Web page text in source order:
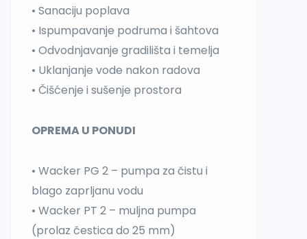
• Sanaciju poplava
• Ispumpavanje podruma i šahtova
• Odvodnjavanje gradilišta i temelja
• Uklanjanje vode nakon radova
• Čišćenje i sušenje prostora
OPREMA U PONUDI
• Wacker PG 2 – pumpa za čistu i
blago zaprljanu vodu
• Wacker PT 2 – muljna pumpa
(prolaz čestica do 25 mm)